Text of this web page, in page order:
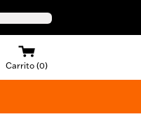
Carrito (0)